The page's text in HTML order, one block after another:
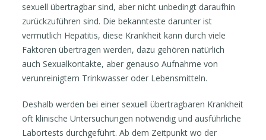
sexuell übertragbar sind, aber nicht unbedingt daraufhin
zurückzuführen sind. Die bekannteste darunter ist
vermutlich Hepatitis, diese Krankheit kann durch viele
Faktoren übertragen werden, dazu gehören natürlich
auch Sexualkontakte, aber genauso Aufnahme von
verunreinigtem Trinkwasser oder Lebensmitteln.
Deshalb werden bei einer sexuell übertragbaren Krankheit
oft klinische Untersuchungen notwendig und ausführliche
Labortests durchgeführt. Ab dem Zeitpunkt wo der